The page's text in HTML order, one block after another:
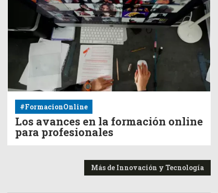
#FormacionOnline
Los avances en la formación online
para profesionales
Más de Innovación y Tecnología